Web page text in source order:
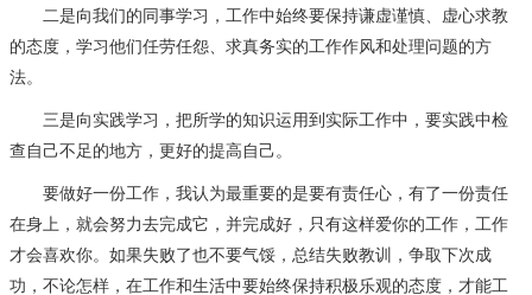
二是向我们的同事学习，工作中始终要保持谦虚谨慎、虚心求教
的态度，学习他们任劳任怨、求真务实的工作作风和处理问题的方
法。
三是向实践学习，把所学的知识运用到实际工作中，要实践中检
查自己不足的地方，更好的提高自己。
要做好一份工作，我认为最重要的是要有责任心，有了一份责任
在身上，就会努力去完成它，并完成好，只有这样爱你的工作，工作
才会喜欢你。如果失败了也不要气馁，总结失败教训，争取下次成
功，不论怎样，在工作和生活中要始终保持积极乐观的态度，才能工